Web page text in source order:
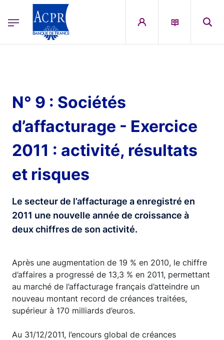
ACPR Menu Principal (French)
N° 9 : Sociétés
d’affacturage - Exercice
2011 : activité, résultats
et risques
Le secteur de l’affacturage a enregistré en
2011 une nouvelle année de croissance à
deux chiffres de son activité.
Après une augmentation de 19 % en 2010, le chiffre
d’affaires a progressé de 13,3 % en 2011, permettant
au marché de l’affacturage français d’atteindre un
nouveau montant record de créances traitées,
supérieur à 170 milliards d’euros.
Au 31/12/2011, l’encours global de créances